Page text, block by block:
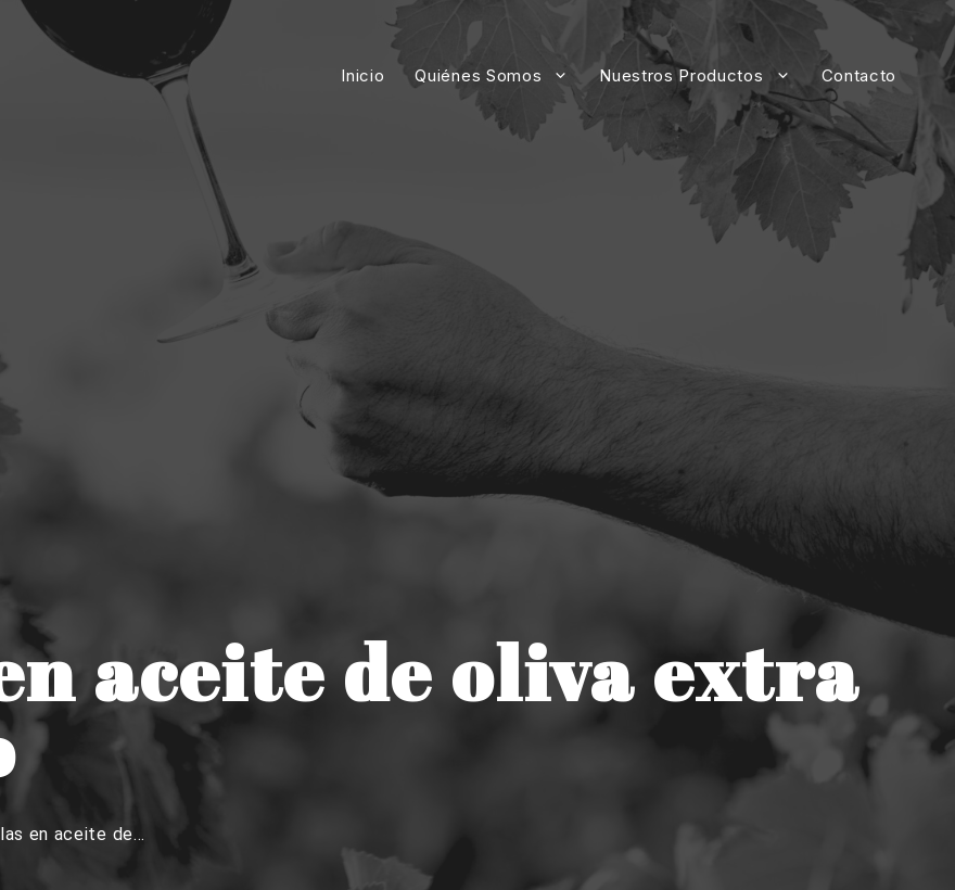
Inicio Quiénes Somos Nuestros Productos Contacto
aceite de oliva extra
en aceite de...